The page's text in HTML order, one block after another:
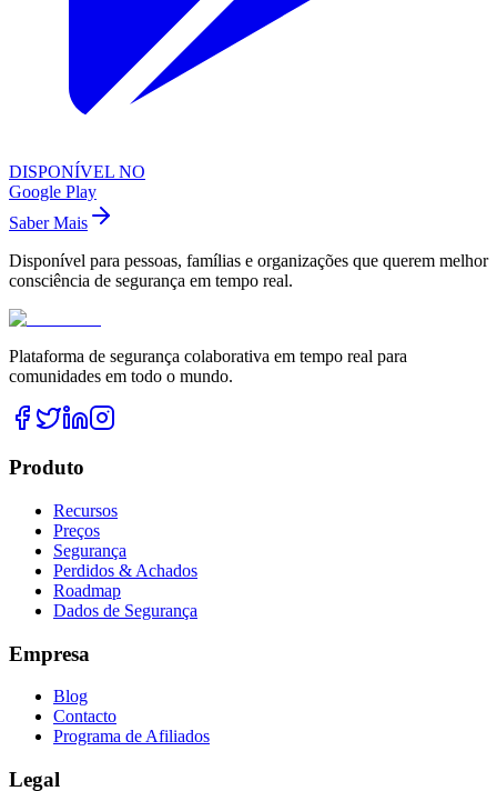
DISPONÍVEL NO
Google Play
Saber Mais
Disponível para pessoas, famílias e organizações que querem melhor
consciência de segurança em tempo real.
Plataforma de segurança colaborativa em tempo real para
comunidades em todo o mundo.
Produto
Recursos
Preços
Segurança
Perdidos & Achados
Roadmap
Dados de Segurança
Empresa
Blog
Contacto
Programa de Afiliados
Legal